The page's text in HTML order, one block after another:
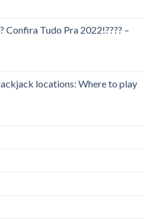
Confira Tudo Pra 2022!???? –
locations: Where to play